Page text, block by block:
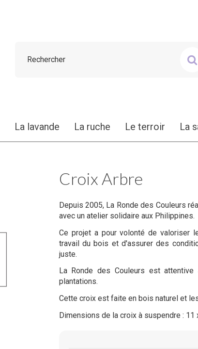
La lavande La ruche Le terroir La
Croix Arbre
Depuis 2005, La Ronde des Couleurs
avec un atelier solidaire aux Philippines.
Ce projet a pour volonté de valoriser
travail du bois et d'assurer des
juste.
La Ronde des Couleurs est
plantations.
Cette croix est faite en bois naturel et
Dimensions de la croix à suspendre : 11